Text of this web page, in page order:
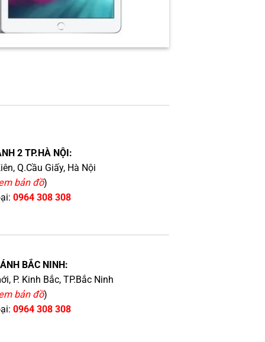
2 TP.HÀ NỘI:
Q.Cầu Giấy, Hà Nội
bản đồ)
0964 308 308
BẮC NINH:
P. Kinh Bắc, TP.Bắc Ninh
bản đồ)
0964 308 308